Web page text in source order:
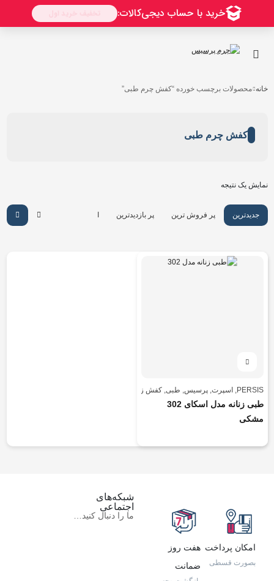
خانه محصولات برچسب خورده “کفش چرم طبی”
کفش چرم طبی
نمایش یک نتیجه
پر فروش ترین پر بازدیدترین جدیدترین گرانترین
PERSIS
, اسپرت,پرسیس, طبی,کفش زنانه
طبی زنانه مدل اسکای 302
مشکی
امکان پرداخت
بصورت قسطی
هفت روز
ضمانت
شبکه‌های
اجتماعی
ما را دنبال کنید…